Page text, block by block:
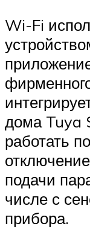
Wi-Fi
дома Tuya
работать
подачи
числе с
прибора.